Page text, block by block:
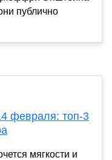
публично
февраля: топ-3
мягкости и